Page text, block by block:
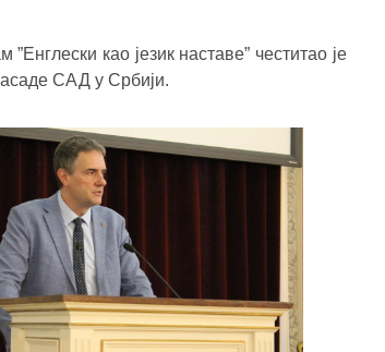
као језик наставе” честитао је
САД у Србији.